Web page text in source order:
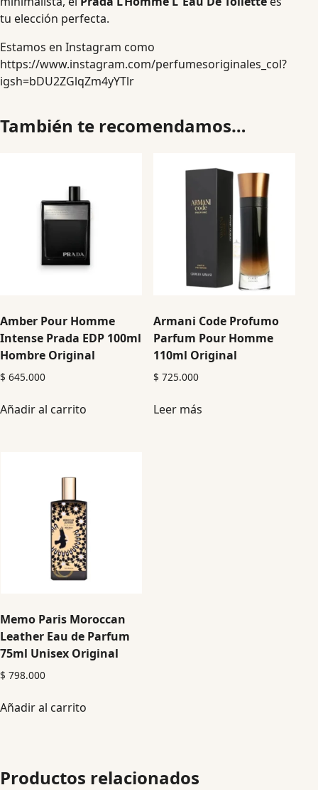
tu elección perfecta.
Estamos en Instagram como
https://www.instagram.com/perfumesoriginales_col?
igsh=bDU2ZGlqZm4yYTlr
También te recomendamos…
Amber Pour Homme
Intense Prada EDP 100ml
Hombre Original
$ 645.000
Añadir al carrito
Armani Code Profumo
Parfum Pour Homme
110ml Original
$ 725.000
Leer más
Memo Paris Moroccan
Leather Eau de Parfum
75ml Unisex Original
$ 798.000
Añadir al carrito
Productos relacionados